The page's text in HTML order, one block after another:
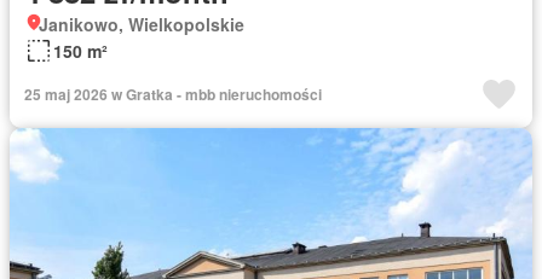
Janikowo, Wielkopolskie
150 m²
25 maj 2026 w Gratka - mbb nieruchomości